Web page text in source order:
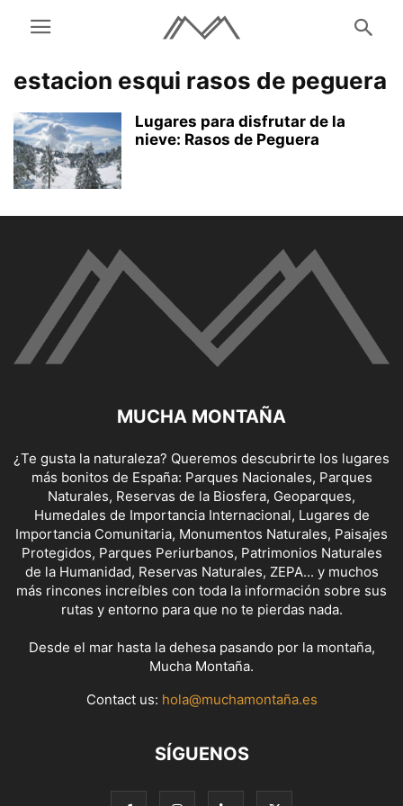
estacion esqui rasos de peguera
Lugares para disfrutar de la
nieve: Rasos de Peguera
MUCHA MONTAÑA
¿Te gusta la naturaleza? Queremos descubrirte los lugares
más bonitos de España: Parques Nacionales, Parques
Naturales, Reservas de la Biosfera, Geoparques,
Humedales de Importancia Internacional, Lugares de
Importancia Comunitaria, Monumentos Naturales, Paisajes
Protegidos, Parques Periurbanos, Patrimonios Naturales
de la Humanidad, Reservas Naturales, ZEPA... y muchos
más rincones increíbles con toda la información sobre sus
rutas y entorno para que no te pierdas nada.
Desde el mar hasta la dehesa pasando por la montaña,
Mucha Montaña.
Contact us: hola@muchamontaña.es
SÍGUENOS